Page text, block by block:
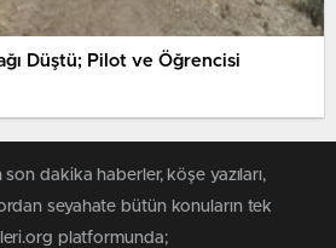
Düştü; Pilot ve Öğrencisi
son dakika haberler, köşe yazıları,
seyahate bütün konuların tek
platformunda;